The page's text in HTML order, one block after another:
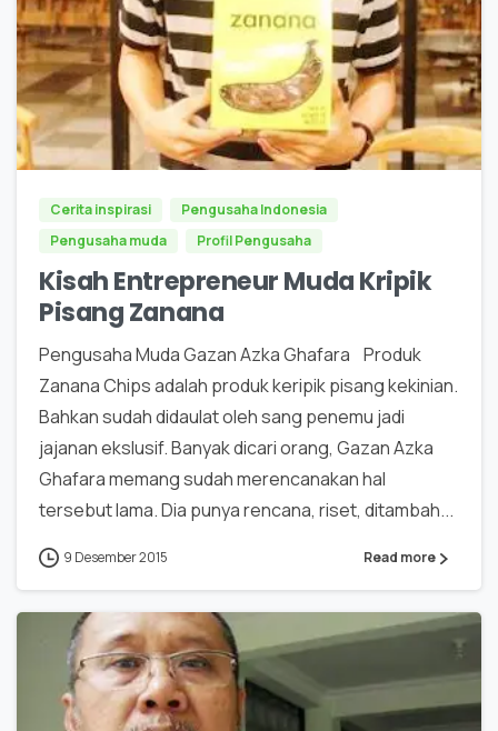
0
Cerita inspirasi
Pengusaha Indonesia
Pengusaha muda
Profil Pengusaha
Kisah Entrepreneur Muda Kripik
Pisang Zanana
Pengusaha Muda Gazan Azka Ghafara Produk
Zanana Chips adalah produk keripik pisang kekinian.
Bahkan sudah didaulat oleh sang penemu jadi
jajanan ekslusif. Banyak dicari orang, Gazan Azka
Ghafara memang sudah merencanakan hal
tersebut lama. Dia punya rencana, riset, ditambah...
9 Desember 2015 Read more